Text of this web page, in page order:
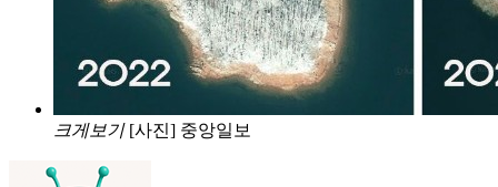
크게보기 [사진] 중앙일보